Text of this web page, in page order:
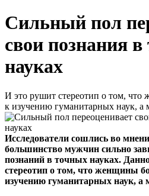
Сильный пол
свои познания
науках
И это рушит стереотип о том,
к изучению гуманитарных наук,
Исследователи сошлись во
большинство мужчин сильно
познаний в точных науках.
стереотип о том, что женщины
изучению гуманитарных наук,